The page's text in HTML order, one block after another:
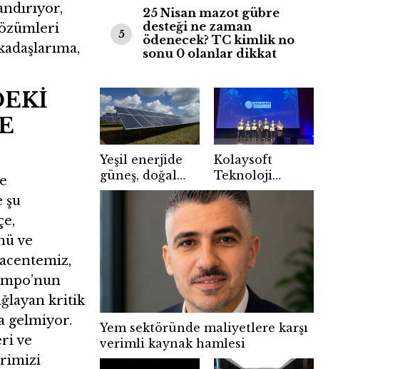
şu
ve
kritik
gelmiyor.
ve
5
25 Nisan mazot gübre
desteği ne zaman
ödenecek? TC kimlik no
sonu 0 olanlar dikkat
Yeşil enerjide
güneş, doğal
gazı geçti
Kolaysoft
Teknoloji
Bilişim500’de
beşinci kez
birinci seçildi
Yem sektöründe maliyetlere karşı
verimli kaynak hamlesi